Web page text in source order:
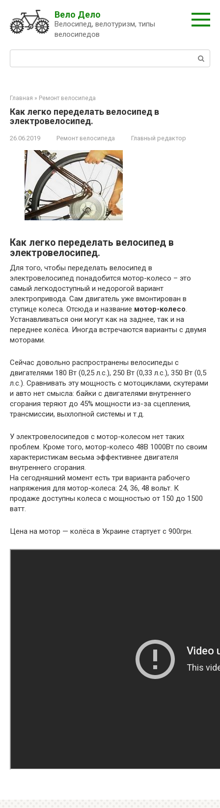
контенту
Вело Дело
Велосипед, велотуризм, типы
велосипедов
Главная » Ремонт велосипеда
Как легко переделать велосипед в
электровелосипед.
26.06.2019 Ремонт велосипеда Главный редактор
Как легко переделать велосипед в
электровелосипед.
Для того, чтобы переделать велосипед в
электровелосипед понадобится мотор-колесо – это
самый легкодоступный и недорогой вариант
электропривода. Сам двигатель уже вмонтирован в
ступице колеса. Отсюда и название мотор-колесо.
Устанавливаться они могут как на заднее, так и на
переднее колёса. Иногда встречаются варианты с двумя
моторами.
Сейчас довольно распространены велосипеды с
двигателями 180 Вт (0,25 л.с.), 250 Вт (0,33 л.с.), 350 Вт (0,5
л.с.). Сравнивать эту мощность с мотоциклами, скутерами
и авто нет смысла: байки с двигателями внутреннего
сгорания теряют до 45% мощности из-за сцепления,
трансмиссии, выхлопной системы и т.д.
У электровелосипедов с мотор-колесом нет таких
проблем. Кроме того, мотор-колесо 48В 1000Вт по своим
характеристикам весьма эффективнее двигателя
внутреннего сгорания.
На сегодняшний момент есть три варианта рабочего
напряжения для мотор-колеса: 24, 36, 48 вольт. К
продаже доступны колеса с мощностью от 150 до 1500
ватт.
Цена на мотор — колёса в Украине стартует с 900грн.